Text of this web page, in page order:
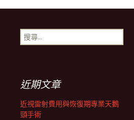
導
航
列
搜
尋
近期文章
近視雷射費用與恢復期專業天鵝
頸手術